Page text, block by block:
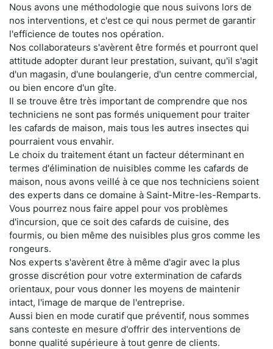
Nous avons une méthodologie que nous suivons lors de
nos interventions, et c'est ce qui nous permet de garantir
l'efficience de toutes nos opération.
Nos collaborateurs s'avèrent être formés et pourront quel
attitude adopter durant leur prestation, suivant, qu'il s'agit
d'un magasin, d'une boulangerie, d'un centre commercial,
ou bien encore d'un gîte.
Il se trouve être très important de comprendre que nos
techniciens ne sont pas formés uniquement pour traiter
les cafards de maison, mais tous les autres insectes qui
pourraient vous envahir.
Le choix du traitement étant un facteur déterminant en
termes d'élimination de nuisibles comme les cafards de
maison, nous avons veillé à ce que nos techniciens soient
des experts dans ce domaine à Saint-Mitre-les-Remparts.
Vous pourrez nous faire appel pour vos problèmes
d'incursion, que ce soit des cafards de cuisine, des
fourmis, ou bien même des nuisibles plus gros comme les
rongeurs.
Nos experts s'avèrent être à même d'agir avec la plus
grosse discrétion pour votre extermination de cafards
orientaux, pour vous donner les moyens de maintenir
intact, l'image de marque de l'entreprise.
Aussi bien en mode curatif que préventif, nous sommes
sans conteste en mesure d'offrir des interventions de
bonne qualité supérieure à tout genre de clients.